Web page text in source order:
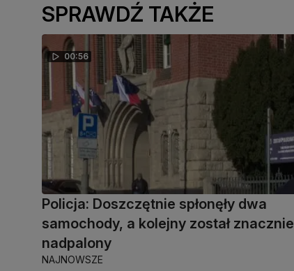
SPRAWDŹ TAKŻE
00:56
Policja: Doszczętnie spłonęły dwa
samochody, a kolejny został znacznie
nadpalony
NAJNOWSZE